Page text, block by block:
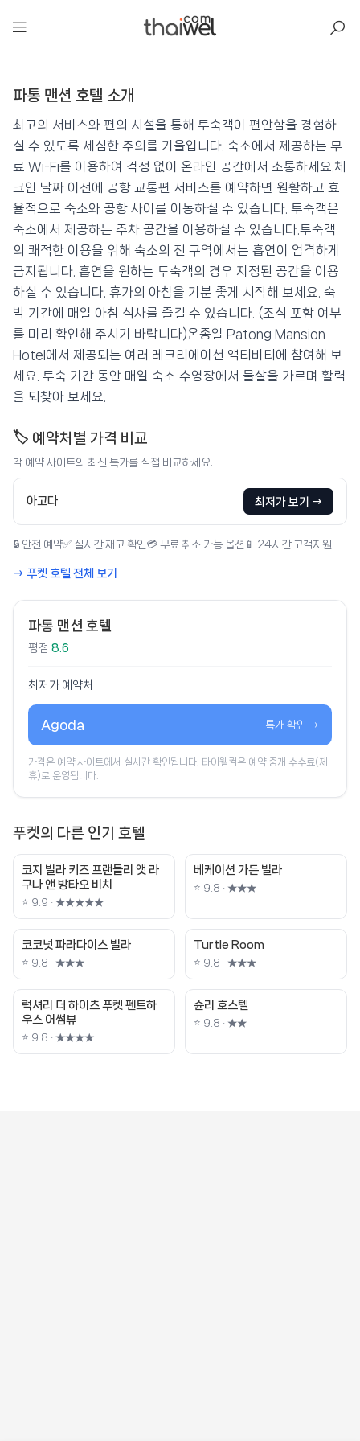
파통 맨션 호텔
📍 푸켓★★★ ⭐ 8.6
💰 최저가 확인 · 예약하기
파통 맨션 호텔 소개
최고의 서비스와 편의 시설을 통해 투숙객이 편안함을 경험하
실 수 있도록 세심한 주의를 기울입니다. 숙소에서 제공하는 무
료 Wi-Fi를 이용하여 걱정 없이 온라인 공간에서 소통하세요.체
크인 날짜 이전에 공항 교통편 서비스를 예약하면 원활하고 효
율적으로 숙소와 공항 사이를 이동하실 수 있습니다. 투숙객은
숙소에서 제공하는 주차 공간을 이용하실 수 있습니다.투숙객
의 쾌적한 이용을 위해 숙소의 전 구역에서는 흡연이 엄격하게
금지됩니다. 흡연을 원하는 투숙객의 경우 지정된 공간을 이용
하실 수 있습니다. 휴가의 아침을 기분 좋게 시작해 보세요. 숙
박 기간에 매일 아침 식사를 즐길 수 있습니다. (조식 포함 여부
를 미리 확인해 주시기 바랍니다)온종일 Patong Mansion
Hotel에서 제공되는 여러 레크리에이션 액티비티에 참여해 보
세요. 투숙 기간 동안 매일 숙소 수영장에서 물살을 가르며 활력
을 되찾아 보세요.
🏷️ 예약처별 가격 비교
각 예약 사이트의 최신 특가를 직접 비교하세요.
아고다 최저가 보기 →
🔒 안전 예약✅ 실시간 재고 확인 💳 무료 취소 가능 옵션 📱 24시간 고객지원
→ 푸켓 호텔 전체 보기
파통 맨션 호텔
평점 8.6
최저가 예약처
Agoda 특가 확인 →
가격은 예약 사이트에서 실시간 확인됩니다. 타이웰컴은 예약 중개 수수료(제
휴)로 운영됩니다.
푸켓의 다른 인기 호텔
코지 빌라 키즈 프랜들리 앳 라
구나 앤 방타오 비치
⭐ 9.9 · ★★★★★
베케이션 가든 빌라
⭐ 9.8 · ★★★
코코넛 파라다이스 빌라
⭐ 9.8 · ★★★
Turtle Room
⭐ 9.8 · ★★★
럭셔리 더 하이츠 푸켓 펜트하
우스 어썸뷰
⭐ 9.8 · ★★★★
슌리 호스텔
⭐ 9.8 · ★★